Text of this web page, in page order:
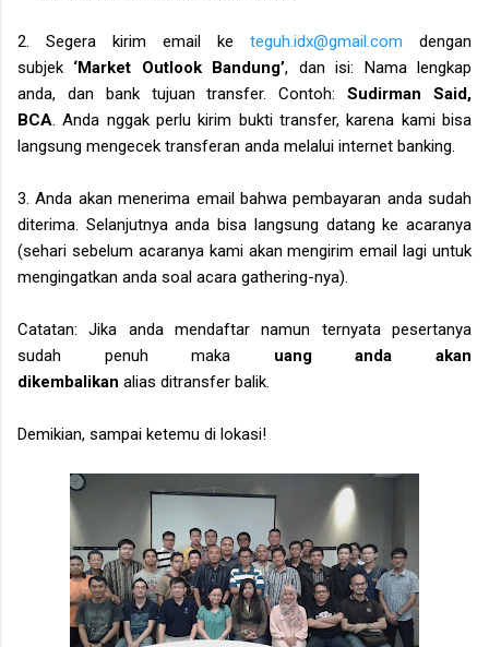
2. Segera kirim email ke teguh.idx@gmail.com dengan
subjek ‘Market Outlook Bandung’, dan isi: Nama lengkap
anda, dan bank tujuan transfer. Contoh:Sudirman Said,
BCA . Anda nggak perlu kirim bukti transfer, karena kamibisa
langsung mengecek transferan anda melalui internet banking.
3. Anda akan menerima email bahwa pembayaran anda sudah
diterima. Selanjutnya anda bisa langsung datang ke acaranya
(sehari sebelum acaranya kami akan mengirim email lagi untuk
mengingatkan anda soal acara gathering-nya).
Catatan: Jika anda mendaftar namun ternyata pesertanya
sudah penuh maka uang anda akan
dikembalikan alias ditransfer balik.
Demikian, sampai ketemu di lokasi!